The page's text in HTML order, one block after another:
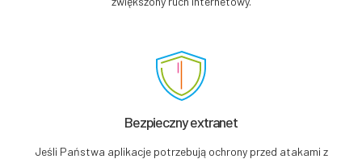
Bezpiecznyextranet
Jeśli Państwa aplikacje potrzebują ochrony przed atakami z